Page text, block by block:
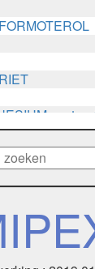
zouten